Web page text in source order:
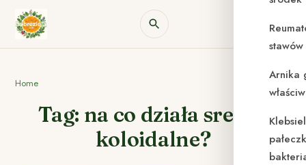
Arnika
Home
Tag: na co działa srebro
koloidalne?